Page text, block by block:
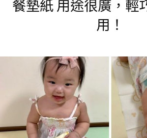
餐墊紙 用途很廣，輕
用！